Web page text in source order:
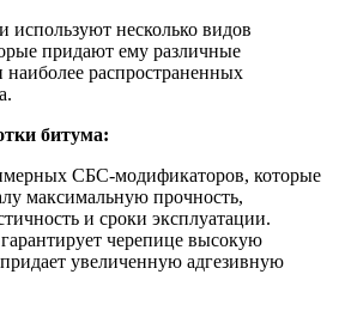
используют несколько видов
придают ему различные
наиболее распространенных
битума:
СБС-модификаторов, которые
максимальную прочность,
и сроки эксплуатации.
черепице высокую
увеличенную адгезивную